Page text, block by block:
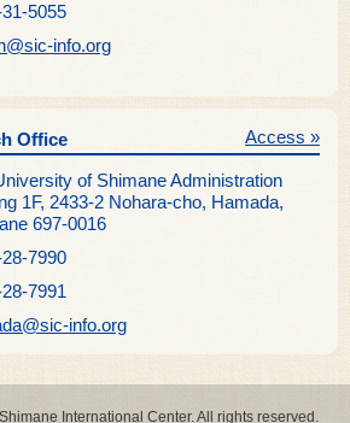
5055
info.org
Office
of Shimane Administration
1F, 2433-2 Nohara-cho, Hamada,
697-0016
Access »
7990
7991
info.org
International Center. All rights reserved.